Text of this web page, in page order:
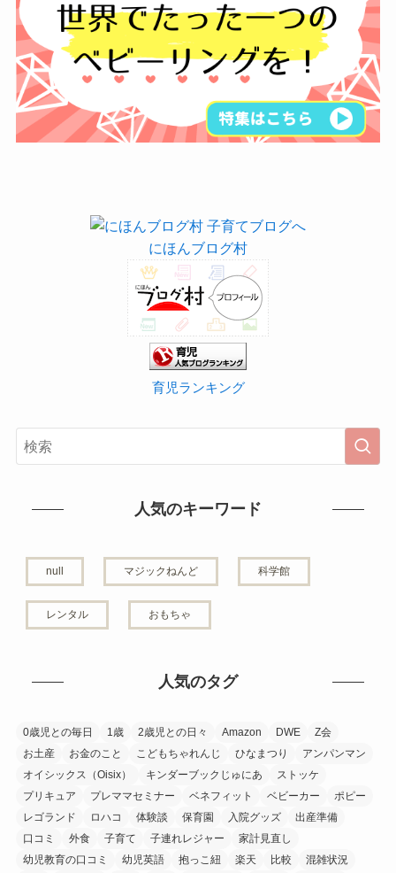
にほんブログ村
育児ランキング
人気のキーワード
null マジックねんど 科学館
レンタル おもちゃ
人気のタグ
0歳児との毎日 1歳 2歳児との日々 Amazon DWE
Z会
お土産
お金のこと こどもちゃれんじ ひなまつり
アンパンマン
オイシックス（Oisix）
キンダーブックじゅにあ
ストッケ
プリキュア
プレママセミナー ベネフィット ベビーカー
ポピー
レゴランド
ロハコ 体験談 保育園 入院グッズ
出産準備
口コミ
外食 子育て 子連れレジャー
家計見直し
幼児教育の口コミ
幼児英語 抱っこ紐 楽天 比較
混雑状況